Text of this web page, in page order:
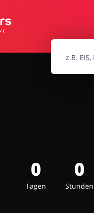
0
Tagen
0
Stunden